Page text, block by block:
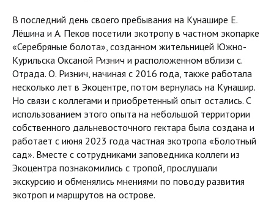
В последний день своего пребывания на Кунашире Е.
Лёшина и А. Пеков посетили экотропу в частном экопарке
«Серебряные болота», созданном жительницей Южно-
Курильска Оксаной Ризнич и расположенном вблизи с.
Отрада. О. Ризнич, начиная с 2016 года, также работала
несколько лет в Экоцентре, потом вернулась на Кунашир.
Но связи с коллегами и приобретенный опыт остались. С
использованием этого опыта на небольшой территории
собственного дальневосточного гектара была создана и
работает с июня 2023 года частная экотропа «Болотный
сад». Вместе с сотрудниками заповедника коллеги из
Экоцентра познакомились с тропой, прослушали
экскурсию и обменялись мнениями по поводу развития
экотроп и маршрутов на острове.